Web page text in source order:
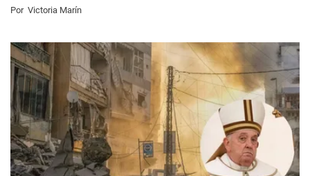
Por Victoria Marín